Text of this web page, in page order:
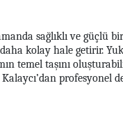
sağlıklı ve güçlü
kolay hale getirir.
temel taşını
profesyonel